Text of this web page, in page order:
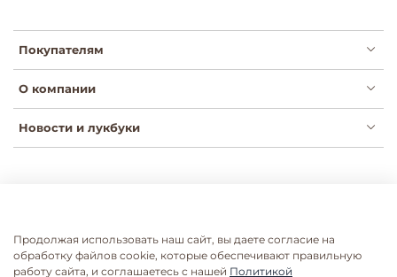
Покупателям
О компании
Новости и лукбуки
Согласие на рассылки
Согласие на обработку ПДН
Продолжая использовать наш сайт, вы даете согласие на
обработку файлов cookie, которые обеспечивают правильную
работу сайта, и соглашаетесь с нашей Политикой